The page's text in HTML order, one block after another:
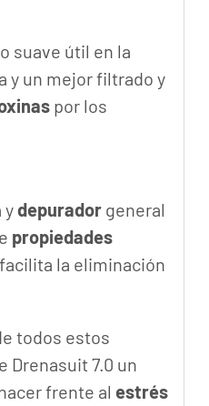
suave útil en la
y un mejor filtrado y
por los
ydepuradorgeneral
propiedades
la eliminación
todos estos
Drenasuit 7.0 un
frente al estrés